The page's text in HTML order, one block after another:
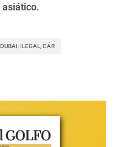
asiático.
ILEGAL, CÁR